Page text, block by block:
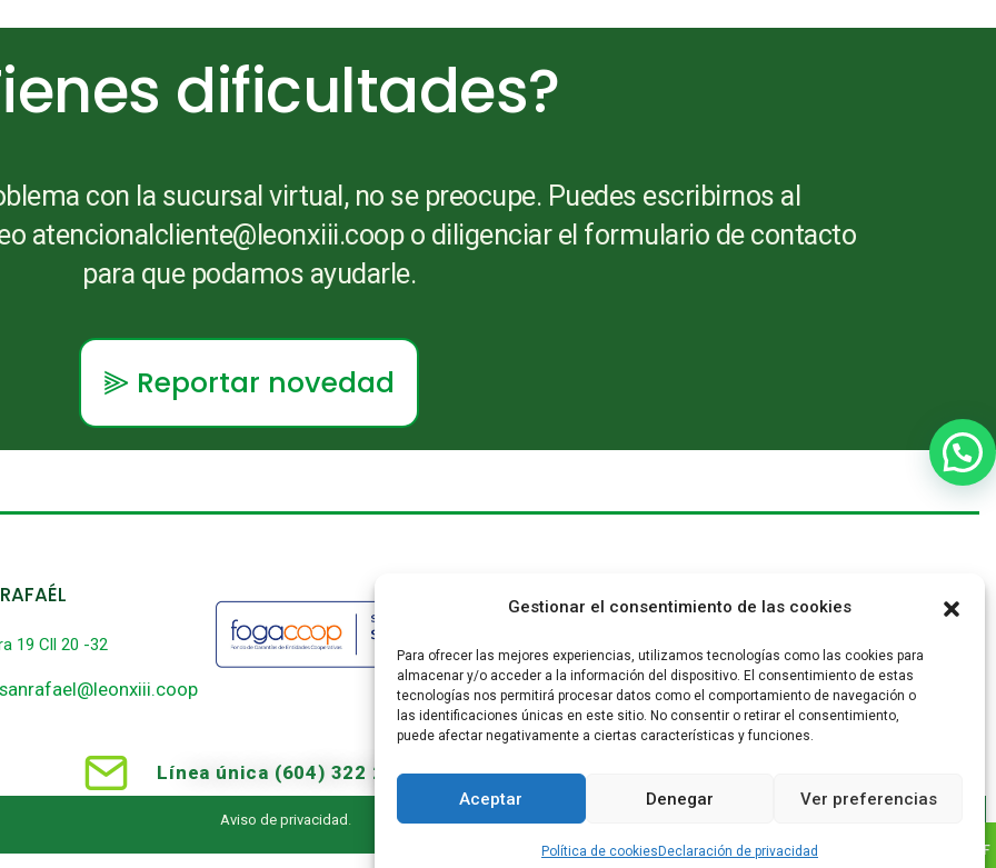
Gestionar el consentimiento de las cookies
Para ofrecer las mejores experiencias, utilizamos tecnologías como las cookies para
almacenar y/o acceder a la información del dispositivo. El consentimiento de estas
tecnologías nos permitirá procesar datos como el comportamiento de navegación o
las identificaciones únicas en este sitio. No consentir o retirar el consentimiento,
puede afectar negativamente a ciertas características y funciones.
Aceptar Denegar Ver preferencias
Política de cookies Declaración de privacidad PQRSF
dificultades?
con la sucursal virtual, no se preocupe. Puedes escribirnos al
atencionalcliente@leonxiii.coop o diligenciar el formulario de contacto
para que podamos ayudarle.
⫸ Reportar novedad
19 Cll 20 -32
Línea única (604) 322 2433
Aviso de privacidad